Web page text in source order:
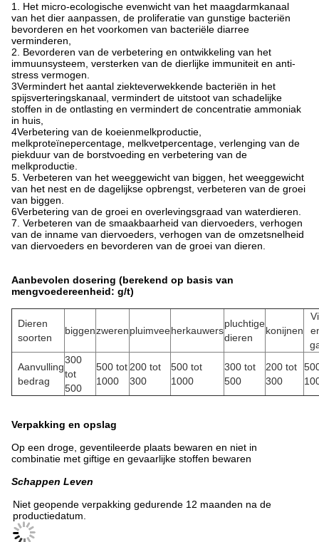
1. Het micro-ecologische evenwicht van het maagdarmkanaal
van het dier aanpassen, de proliferatie van gunstige bacteriën
bevorderen en het voorkomen van bacteriële diarree
verminderen,
2. Bevorderen van de verbetering en ontwikkeling van het
immuunsysteem, versterken van de dierlijke immuniteit en anti-
stress vermogen.
3Vermindert het aantal ziekteverwekkende bacteriën in het
spijsverteringskanaal, vermindert de uitstoot van schadelijke
stoffen in de ontlasting en vermindert de concentratie ammoniak
in huis,
4Verbetering van de koeienmelkproductie,
melkproteïnepercentage, melkvetpercentage, verlenging van de
piekduur van de borstvoeding en verbetering van de
melkproductie.
5. Verbeteren van het weeggewicht van biggen, het weeggewicht
van het nest en de dagelijkse opbrengst, verbeteren van de groei
van biggen.
6Verbetering van de groei en overlevingsgraad van waterdieren.
7. Verbeteren van de smaakbaarheid van diervoeders, verhogen
van de inname van diervoeders, verhogen van de omzetsnelheid
van diervoeders en bevorderen van de groei van dieren.
Aanbevolen dosering (berekend op basis van
mengvoedereenheid: g/t)
Dieren
soorten
biggenzwerenpluimveeherkauwers
pluchtige
dieren
konijnen
Aanvulling
bedrag
300
tot
500
500 tot
1000
200 tot
300
500 tot
1000
300 tot
500
200 tot
300
Verpakking en opslag
Op een droge, geventileerde plaats bewaren en niet in
combinatie met giftige en gevaarlijke stoffen bewaren
Schappen Leven
Niet geopende verpakking gedurende 12 maanden na de
productiedatum.